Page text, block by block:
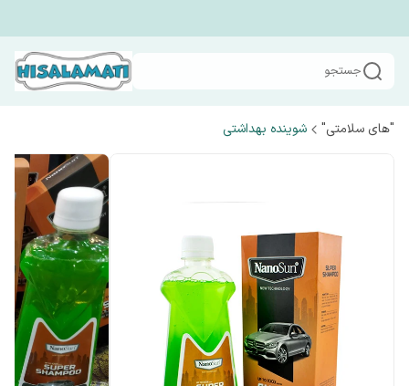
جستجو
"های سلامتی" شوینده بهداشتی